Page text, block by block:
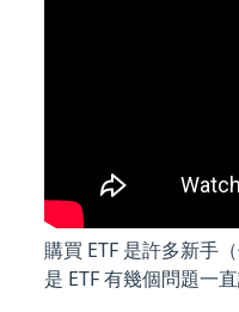
購買 ETF 是許多新手
是 ETF 有幾個問題一